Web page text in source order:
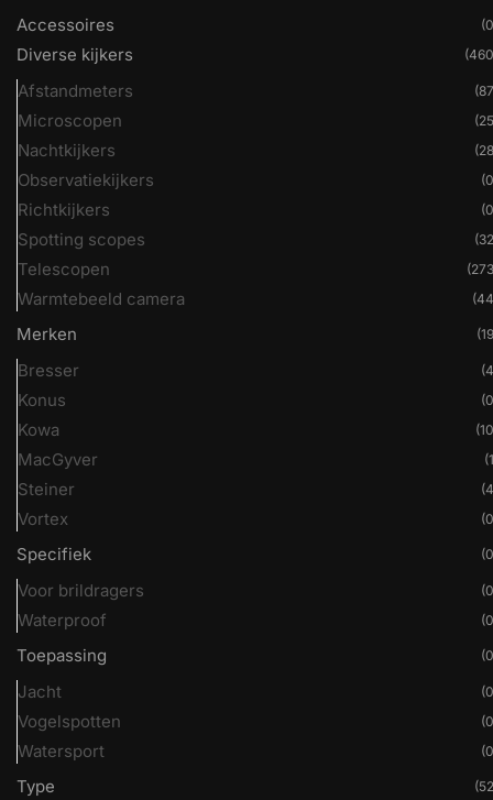
Accessoires
Diverse kijkers
Afstandmeters
Microscopen
Nachtkijkers
Observatiekijkers
Richtkijkers
Spotting scopes
Telescopen
Warmtebeeld camera
Merken
Bresser
Konus
Kowa
MacGyver
Steiner
Vortex
Specifiek
Voor brildragers
Waterproof
Toepassing
Jacht
Vogelspotten
Watersport
Type